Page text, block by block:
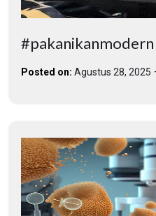
#pakanikanmodern
Posted on: Agustus 28, 2025